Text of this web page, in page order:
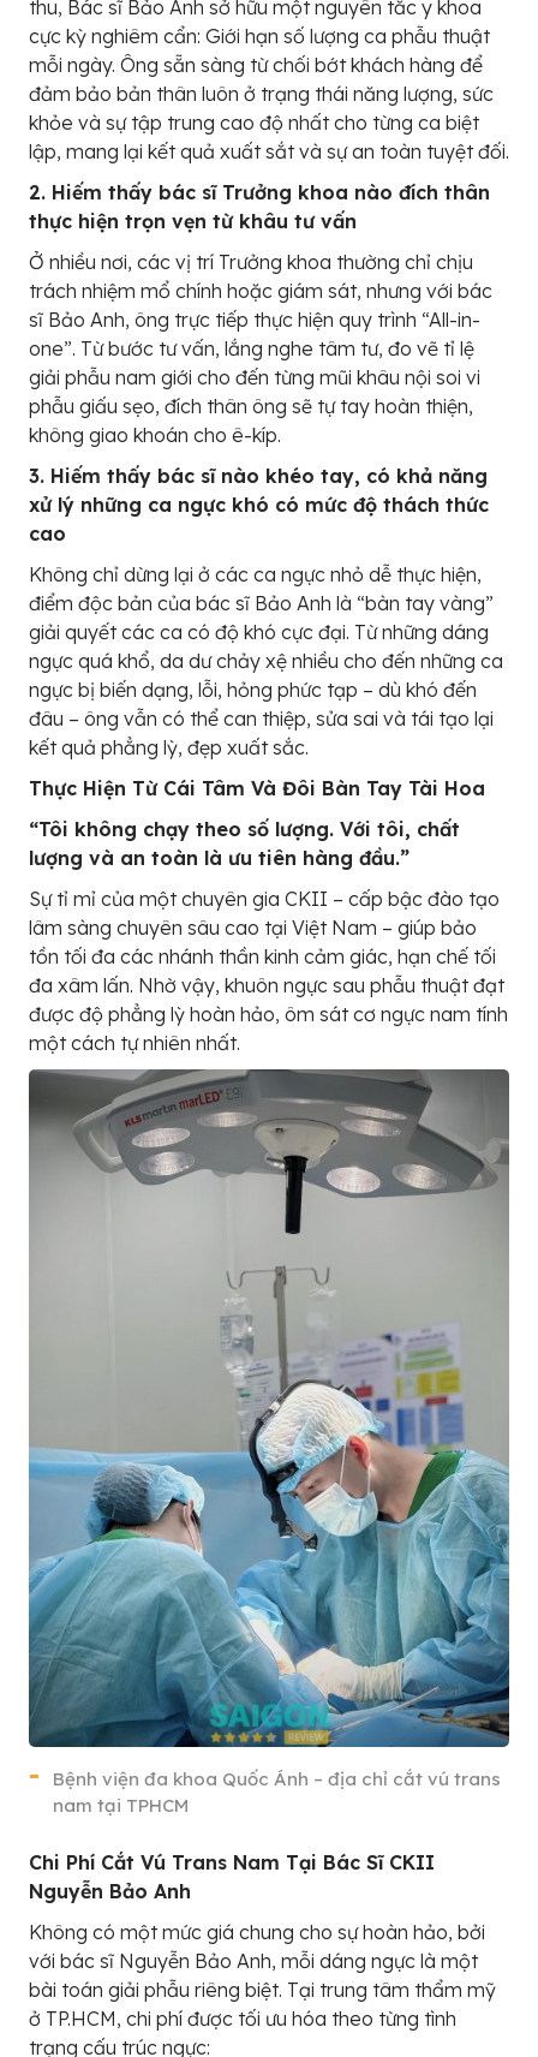
thu, Bác sĩ Bảo Anh sở hữu một nguyên tắc y khoa
cực kỳ nghiêm cẩn: Giới hạn số lượng ca phẫu thuật
mỗi ngày. Ông sẵn sàng từ chối bớt khách hàng để
đảm bảo bản thân luôn ở trạng thái năng lượng, sức
khỏe và sự tập trung cao độ nhất cho từng ca biệt
lập, mang lại kết quả xuất sắt và sự an toàn tuyệt đối.
2. Hiếm thấy bác sĩ Trưởng khoa nào đích thân
thực hiện trọn vẹn từ khâu tư vấn
Ở nhiều nơi, các vị trí Trưởng khoa thường chỉ chịu
trách nhiệm mổ chính hoặc giám sát, nhưng với bác
sĩ Bảo Anh, ông trực tiếp thực hiện quy trình “All-in-
one”. Từ bước tư vấn, lắng nghe tâm tư, đo vẽ tỉ lệ
giải phẫu nam giới cho đến từng mũi khâu nội soi vi
phẫu giấu sẹo, đích thân ông sẽ tự tay hoàn thiện,
không giao khoán cho ê-kíp.
3. Hiếm thấy bác sĩ nào khéo tay, có khả năng
xử lý những ca ngực khó có mức độ thách thức
cao
Không chỉ dừng lại ở các ca ngực nhỏ dễ thực hiện,
điểm độc bản của bác sĩ Bảo Anh là “bàn tay vàng”
giải quyết các ca có độ khó cực đại. Từ những dáng
ngực quá khổ, da dư chảy xệ nhiều cho đến những ca
ngực bị biến dạng, lỗi, hỏng phức tạp – dù khó đến
đâu – ông vẫn có thể can thiệp, sửa sai và tái tạo lại
kết quả phẳng lỳ, đẹp xuất sắc.
Thực Hiện Từ Cái Tâm Và Đôi Bàn Tay Tài Hoa
“Tôi không chạy theo số lượng. Với tôi, chất
lượng và an toàn là ưu tiên hàng đầu.”
Sự tỉ mỉ của một chuyên gia CKII – cấp bậc đào tạo
lâm sàng chuyên sâu cao tại Việt Nam – giúp bảo
tồn tối đa các nhánh thần kinh cảm giác, hạn chế tối
đa xâm lấn. Nhờ vậy, khuôn ngực sau phẫu thuật đạt
được độ phẳng lỳ hoàn hảo, ôm sát cơ ngực nam tính
một cách tự nhiên nhất.
Bệnh viện đa khoa Quốc Ánh – địa chỉ cắt vú trans
nam tại TPHCM
Chi Phí Cắt Vú Trans Nam Tại Bác Sĩ CKII
Nguyễn Bảo Anh
Không có một mức giá chung cho sự hoàn hảo, bởi
với bác sĩ Nguyễn Bảo Anh, mỗi dáng ngực là một
bài toán giải phẫu riêng biệt. Tại trung tâm thẩm mỹ
ở TP.HCM, chi phí được tối ưu hóa theo từng tình
trạng cấu trúc ngực: